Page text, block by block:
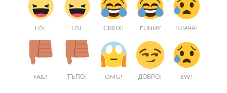
LOL LOL СМЯХ! FUNNY ПЛАЧА!
FAIL! ТЪПО! OMG! ДОБРО! EW!